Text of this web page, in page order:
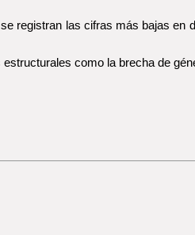
registran las cifras más bajas
como la brecha de